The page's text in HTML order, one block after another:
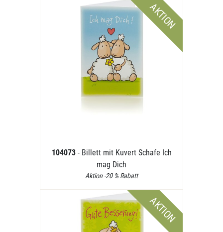
AKTION
104073 - Billett mit Kuvert Schafe Ich
mag Dich
Aktion -20 % Rabatt
AKTION